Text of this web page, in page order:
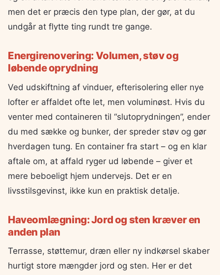
men det er præcis den type plan, der gør, at du
undgår at flytte ting rundt tre gange.
Energirenovering: Volumen, støv og
løbende oprydning
Ved udskiftning af vinduer, efterisolering eller nye
lofter er affaldet ofte let, men voluminøst. Hvis du
venter med containeren til “slutoprydningen”, ender
du med sække og bunker, der spreder støv og gør
hverdagen tung. En container fra start – og en klar
aftale om, at affald ryger ud løbende – giver et
mere beboeligt hjem undervejs. Det er en
livsstilsgevinst, ikke kun en praktisk detalje.
Haveomlægning: Jord og sten kræver en
anden plan
Terrasse, støttemur, dræn eller ny indkørsel skaber
hurtigt store mængder jord og sten. Her er det